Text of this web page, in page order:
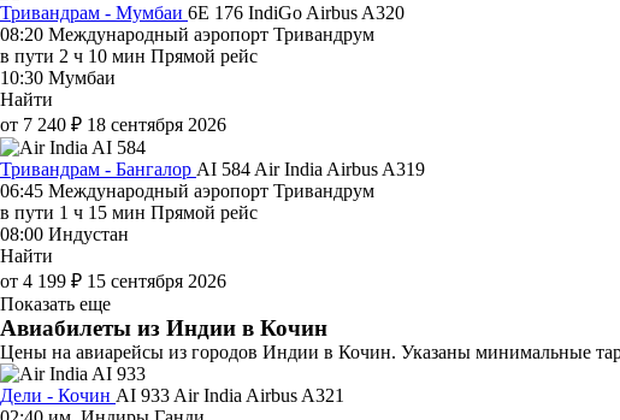
Тривандрам - Мумбаи 6E 176 IndiGo Airbus A320
08:20 Международный аэропорт Тривандрум
в пути 2 ч 10 мин Прямой рейс
10:30 Мумбаи
Найти
от 7 240 ₽ 18 сентября 2026
Тривандрам - Бангалор AI 584 Air India Airbus A319
06:45 Международный аэропорт Тривандрум
в пути 1 ч 15 мин Прямой рейс
08:00 Индустан
Найти
от 4 199 ₽ 15 сентября 2026
Показать еще
Авиабилеты из Индии в Кочин
Цены на авиарейсы из городов Индии в Кочин. Указаны минимальные
Дели - Кочин AI 933 Air India Airbus A321